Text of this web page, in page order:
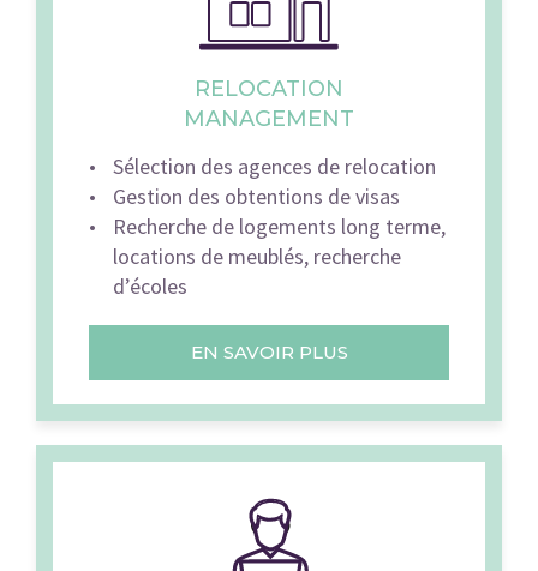
RELOCATION
MANAGEMENT
Sélection des agences de relocation
Gestion des obtentions de visas
Recherche de logements long terme,
locations de meublés, recherche
d’écoles
EN SAVOIR PLUS